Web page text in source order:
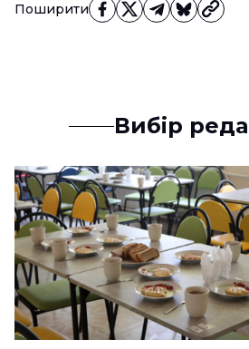
Поширити
Вибір